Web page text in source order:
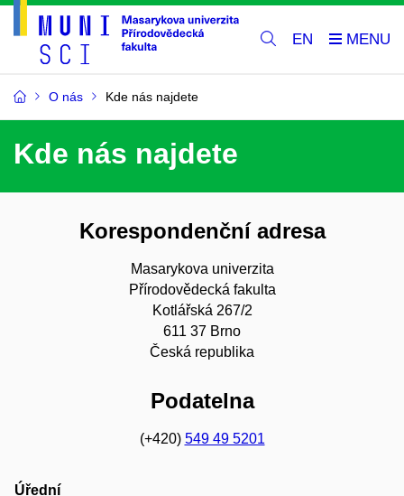
EN
O nás Kde nás najdete
Kde nás najdete
Korespondenční adresa
Masarykova univerzita
Přírodovědecká fakulta
Kotlářská 267/2
611 37 Brno
Česká republika
Podatelna
(+420) 549 49 5201
Úřední